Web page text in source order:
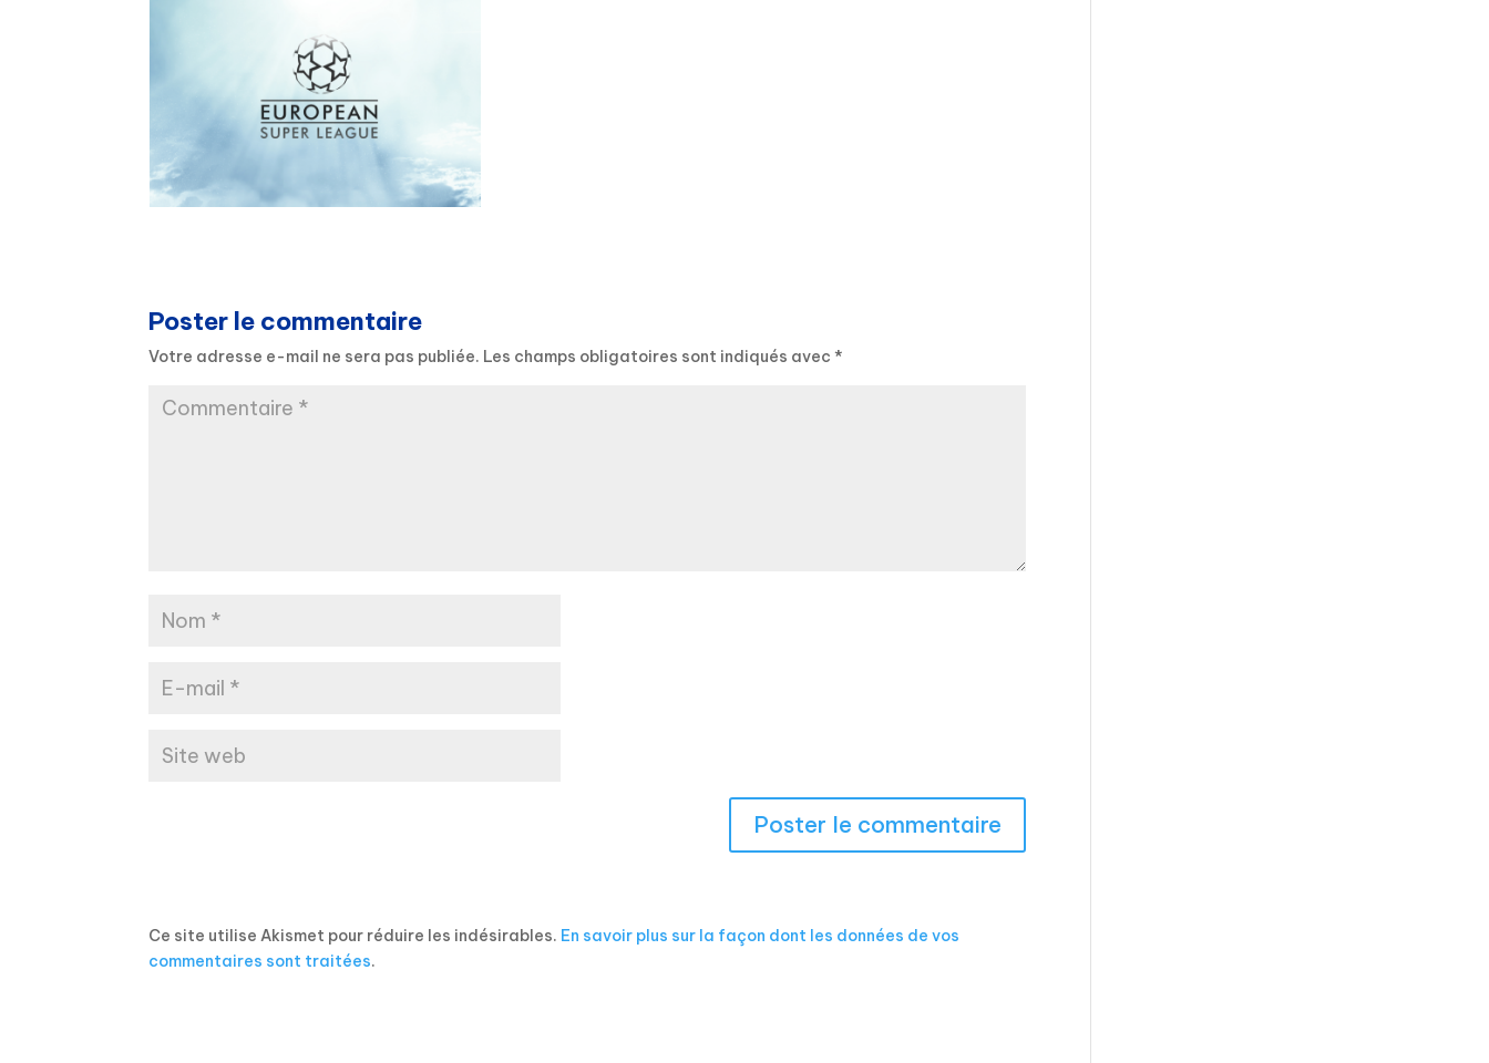
Poster le commentaire
Votre adresse e-mail ne sera pas publiée. Les champs obligatoires sont indiqués avec*
Ce site utilise Akismet pour réduire les indésirables. En savoir plus sur la façon dont les données de vos
commentaires sont traitées.